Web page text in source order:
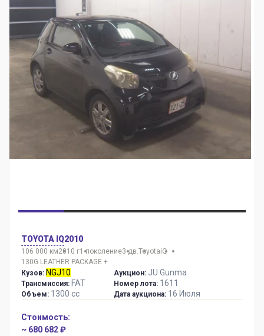
TOYOTA IQ2010
106 000 км2010 г1 поколение3 дв.ToyotaiQ
130G LEATHER PACKAGE +
Кузов: NGJ10
Трансмиссия: FAT
Объем: 1300 сс
Аукцион: JU Gunma
Номер лота: 1611
Дата аукциона: 16 Июля
Стоимость:
~ 680 682 ₽